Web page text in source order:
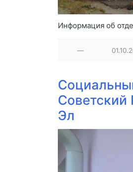
Информация об
—
Советский
Эл